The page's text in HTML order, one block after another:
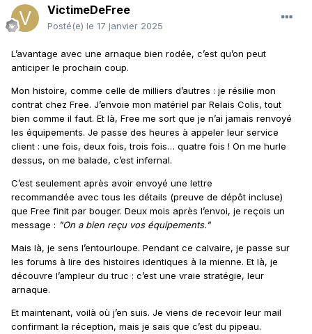
VictimeDeFree
Posté(e) le 17 janvier 2025
L’avantage avec une arnaque bien rodée, c’est qu’on peut
anticiper le prochain coup.
Mon histoire, comme celle de milliers d’autres : je résilie mon
contrat chez Free. J’envoie mon matériel par Relais Colis, tout
bien comme il faut. Et là, Free me sort que je n’ai jamais renvoyé
les équipements. Je passe des heures à appeler leur service
client : une fois, deux fois, trois fois… quatre fois ! On me hurle
dessus, on me balade, c’est infernal.
C’est seulement après avoir envoyé une lettre
recommandée avec tous les détails (preuve de dépôt incluse)
que Free finit par bouger. Deux mois après l’envoi, je reçois un
message : "On a bien reçu vos équipements."
Mais là, je sens l’entourloupe. Pendant ce calvaire, je passe sur
les forums à lire des histoires identiques à la mienne. Et là, je
découvre l’ampleur du truc : c’est une vraie stratégie, leur
arnaque.
Et maintenant, voilà où j’en suis. Je viens de recevoir leur mail
confirmant la réception, mais je sais que c’est du pipeau.